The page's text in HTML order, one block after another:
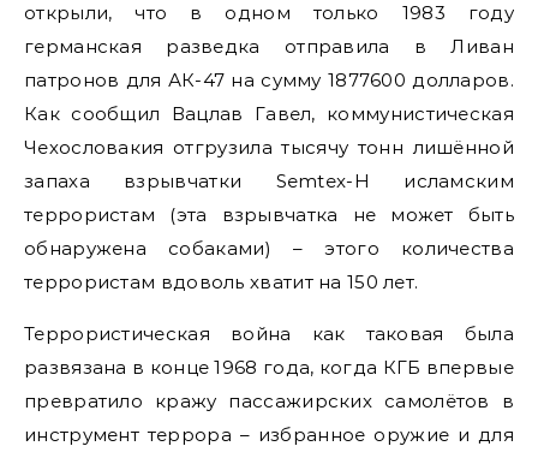
открыли, что в одном только 1983 году
германская разведка отправила в Ливан
патронов для АК-47 на сумму 1877600 долларов.
Как сообщил Вацлав Гавел, коммунистическая
Чехословакия отгрузила тысячу тонн лишённой
запаха взрывчатки Semtex-H исламским
террористам (эта взрывчатка не может быть
обнаружена собаками) – этого количества
террористам вдоволь хватит на 150 лет.
Террористическая война как таковая была
развязана в конце 1968 года, когда КГБ впервые
превратило кражу пассажирских самолётов в
инструмент террора – избранное оружие и для